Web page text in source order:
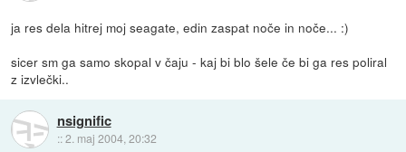
ja res dela hitrej moj seagate, edin zaspat noče in noče... :)
sicer sm ga samo skopal v čaju - kaj bi blo šele če bi ga res poliral
z izvlečki..
nsignific
::2. maj 2004, 20:32